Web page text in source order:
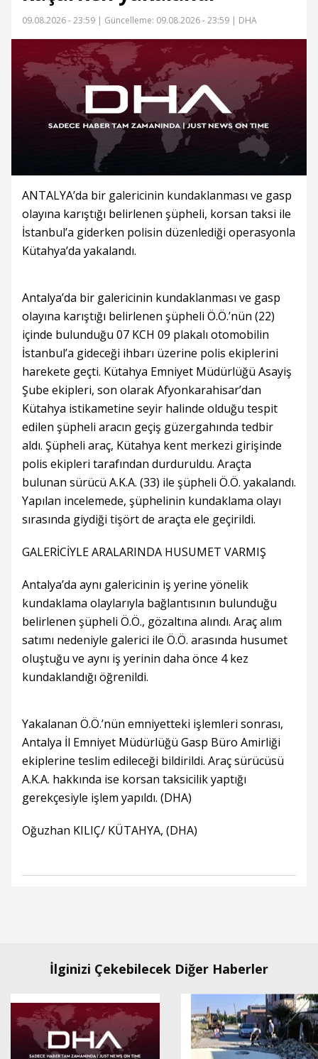
09.08.2026 - 23:59 | Güncelleme: 09.08.2026 - 23:59 | DHA
ANTALYA’da bir galericinin kundaklanması ve gasp
olayına karıştığı belirlenen şüpheli, korsan taksi ile
İstanbul’a giderken polisin düzenlediği operasyonla
Kütahya’da yakalandı.
Antalya’da bir galericinin kundaklanması ve gasp
olayına karıştığı belirlenen şüpheli Ö.Ö.’nün (22)
içinde bulunduğu 07 KCH 09 plakalı otomobilin
İstanbul’a gideceği ihbarı üzerine polis ekiplerini
harekete geçti. Kütahya Emniyet Müdürlüğü Asayiş
Şube ekipleri, son olarak Afyonkarahisar’dan
Kütahya istikametine seyir halinde olduğu tespit
edilen şüpheli aracın geçiş güzergahında tedbir
aldı. Şüpheli araç, Kütahya kent merkezi girişinde
polis ekipleri tarafından durduruldu. Araçta
bulunan sürücü A.K.A. (33) ile şüpheli Ö.Ö. yakalandı.
Yapılan incelemede, şüphelinin kundaklama olayı
sırasında giydiği tişört de araçta ele geçirildi.
GALERİCİYLE ARALARINDA HUSUMET VARMIŞ
Antalya’da aynı galericinin iş yerine yönelik
kundaklama olaylarıyla bağlantısının bulunduğu
belirlenen şüpheli Ö.Ö., gözaltına alındı. Araç alım
satımı nedeniyle galerici ile Ö.Ö. arasında husumet
oluştuğu ve aynı iş yerinin daha önce 4 kez
kundaklandığı öğrenildi.
Yakalanan Ö.Ö.’nün emniyetteki işlemleri sonrası,
Antalya İl Emniyet Müdürlüğü Gasp Büro Amirliği
ekiplerine teslim edileceği bildirildi. Araç sürücüsü
A.K.A. hakkında ise korsan taksicilik yaptığı
gerekçesiyle işlem yapıldı. (DHA)
Oğuzhan KILIÇ/ KÜTAHYA, (DHA)
İlginizi Çekebilecek Diğer Haberler